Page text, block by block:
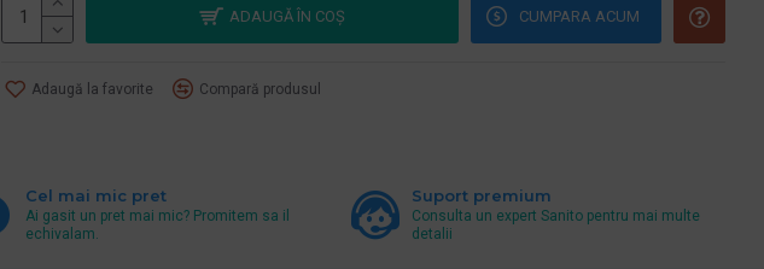
ADAUGĂ ÎN COŞ CUMPARA ACUM
Adaugă la favorite Compară produsul
Cel mai mic pret
Ai gasit un pret mai mic? Promitem sa il
echivalam.
Suport premium
Consulta un expert Sanito pentru mai multe
detalii